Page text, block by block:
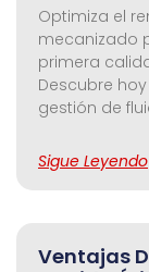
Optimiza el
mecanizado
primera
Descubre
gestión de
Sigue Leyendo
Ventajas